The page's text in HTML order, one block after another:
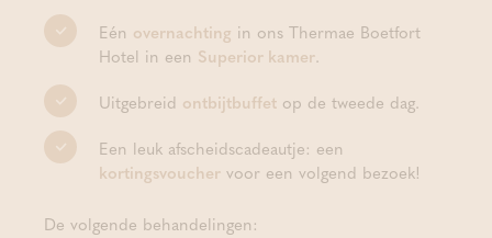
Eén overnachting in ons Thermae Boetfort
Hotel in een Superior kamer.
Uitgebreid ontbijtbuffet op de tweede dag.
Een leuk afscheidscadeautje: een
kortingsvoucher voor een volgend bezoek!
De volgende behandelingen: